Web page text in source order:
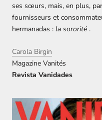
ses sœurs, mais, en plus,
fournisseurs et
hermanadas : la sororité .
Carola Birgin
Magazine Vanités
Revista Vanidades